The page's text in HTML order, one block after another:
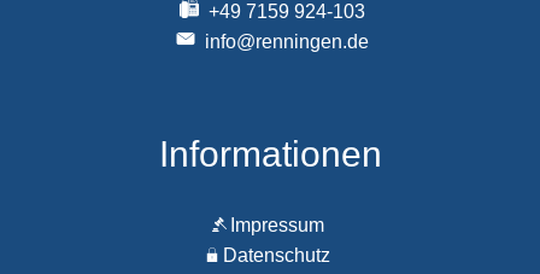
+49 7159 924-103
info@renningen.de
Informationen
Impressum
Datenschutz